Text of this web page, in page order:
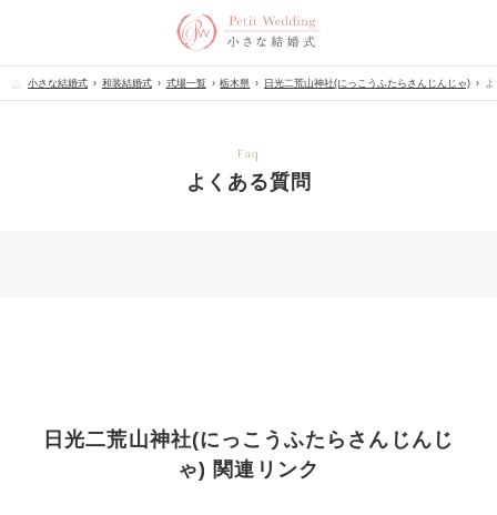
小さな結婚式 和装結婚式 式場一覧 栃木県 日光二荒山神社(にっこうふたらさんじんじゃ)
Faq
よくある質問
日光二荒山神社(にっこうふたらさんじんじ
ゃ) 関連リンク